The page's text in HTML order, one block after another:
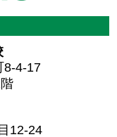
8-4-17
12-24